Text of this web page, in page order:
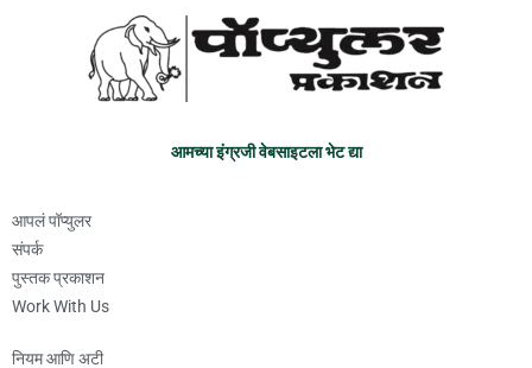
आमच्या इंग्रजी वेबसाइटला भेट द्या
आपलं पॉप्युलर
संपर्क
पुस्तक प्रकाशन
Work With Us
नियम आणि अटी